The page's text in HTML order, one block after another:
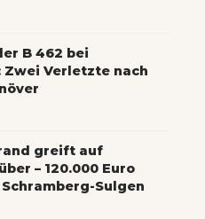
B 462 bei
Zwei Verletzte nach
greift auf
– 120.000 Euro
Sulgen